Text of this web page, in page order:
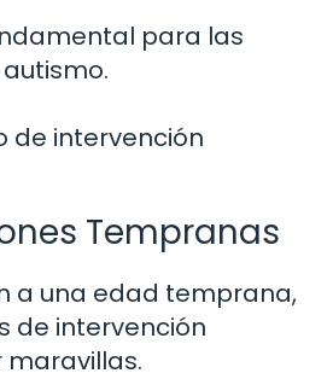
para las
de intervención
Tempranas
a una edad temprana,
de intervención